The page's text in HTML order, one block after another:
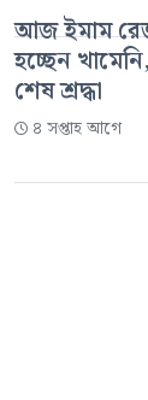
আজ ইমাম
হচ্ছেন
শেষ শ্রদ্ধা
৪ সপ্তাহ আগে